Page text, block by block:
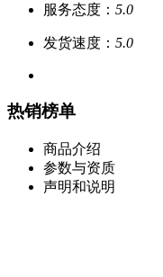
服务态度： 5.0
发货速度： 5.0
热销榜单
商品介绍
参数与资质
声明和说明